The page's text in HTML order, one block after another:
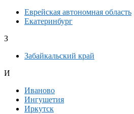
Еврейская автономная область
Екатеринбург
З
Забайкальский край
И
Иваново
Ингушетия
Иркутск